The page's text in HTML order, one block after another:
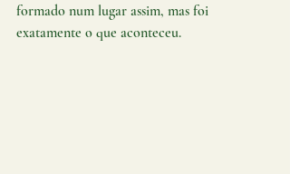
formado num lugar assim, mas foi
exatamente o que aconteceu.